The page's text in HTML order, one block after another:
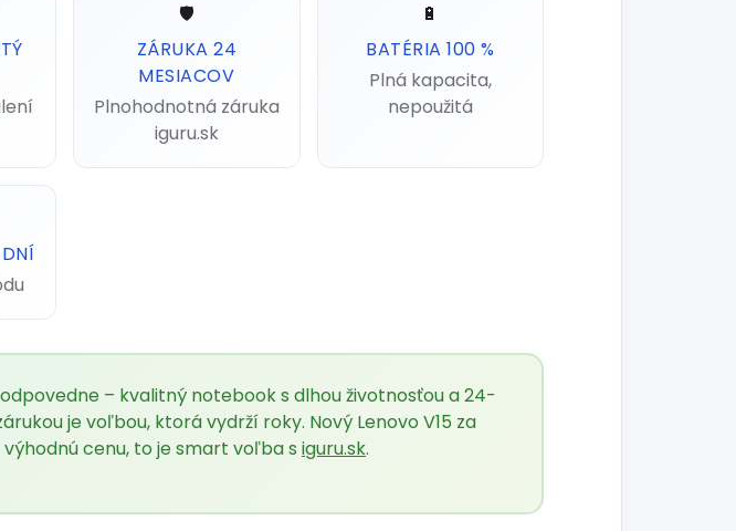
🛡️
ZÁRUKA 24
MESIACOV
Plnohodnotná záruka
iguru.sk
🔋
BATÉRIA 100 %
Plná kapacita,
nepoužitá
– kvalitný notebook s dlhou životnosťou a 24-
je voľbou, ktorá vydrží roky. Nový Lenovo V15 za
výhodnú cenu, to je smart voľba s iguru.sk.